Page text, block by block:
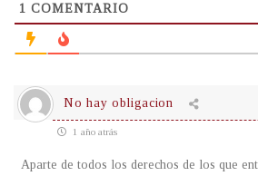
1 COMENTARIO
No hay obligacion
1 año atrás
Aparte de todos los derechos de los que